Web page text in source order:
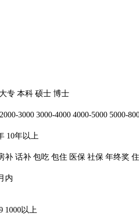
大专 本科 硕士 博士
2000-3000 3000-4000 4000-5000 5000-
10年以上
补 话补 包吃 包住 医保 社保 年终奖
内
1000以上